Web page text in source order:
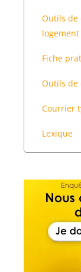
Outils de
Fiche
Outils de
Courrier
Lexique